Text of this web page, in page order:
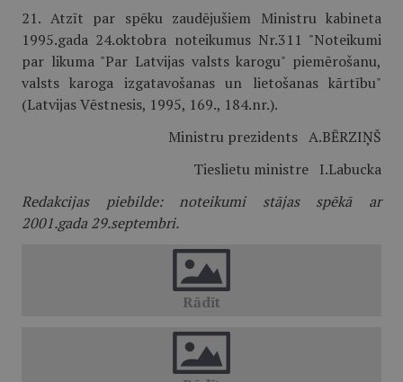
21. Atzīt par spēku zaudējušiem Ministru kabineta
1995.gada 24.oktobra noteikumus Nr.311 "Noteikumi
par likuma "Par Latvijas valsts karogu" piemērošanu,
valsts karoga izgatavošanas un lietošanas kārtību"
(Latvijas Vēstnesis, 1995, 169., 184.nr.).
Ministru prezidents A.BĒRZIŅŠ
Tieslietu ministre I.Labucka
Redakcijas piebilde: noteikumi stājas spēkā ar
2001.gada 29.septembri.